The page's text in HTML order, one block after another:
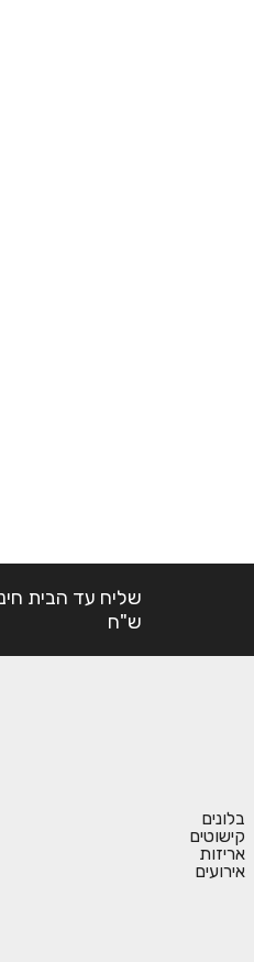
ש"ח
בלונים
קישוטים
אריזות
אירועים